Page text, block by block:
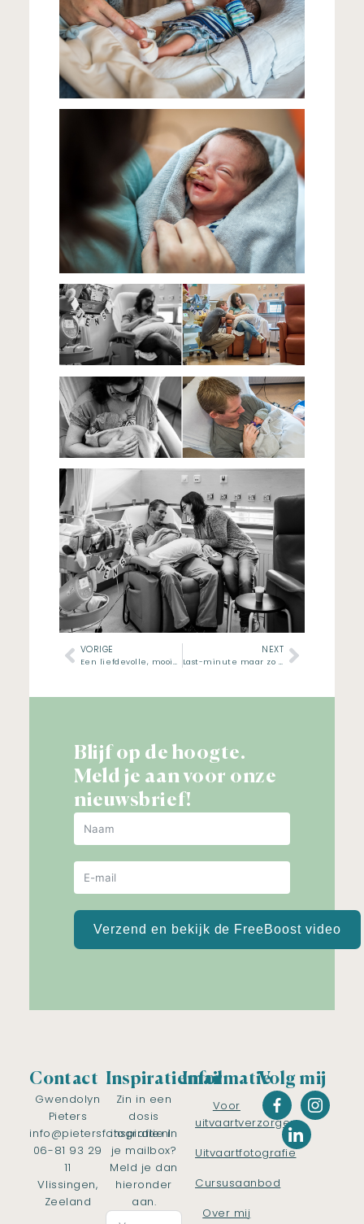
VORIGE
Een liefdevolle, mooie dag
NEXT
Last-minute maar zo leuk!
Blijf op de hoogte.
Meld je aan voor onze
nieuwsbrief!
Verzend en bekijk de FreeBoost video
Contact
Gwendolyn
Pieters
info@pietersfotografie.nl
06-81 93 29
11
Vlissingen,
Zeeland
Inspiratiemail
Zin in een
dosis
inspiratie in
je mailbox?
Meld je dan
hieronder
aan.
Informatie
Voor
uitvaartverzorgers
Uitvaartfotografie
Cursusaanbod
Over mij
Volg mij